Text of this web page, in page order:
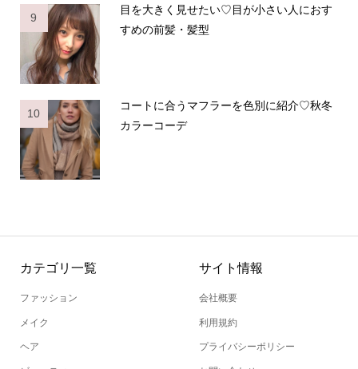
9
目を大きく見せたい♡目が小さい人におす
すめの前髪・髪型
10
コートに合うマフラーを色別に紹介♡秋冬
カラーコーデ
カテゴリ一覧
ファッション
メイク
ヘア
サイト情報
会社概要
利用規約
プライバシーポリシー